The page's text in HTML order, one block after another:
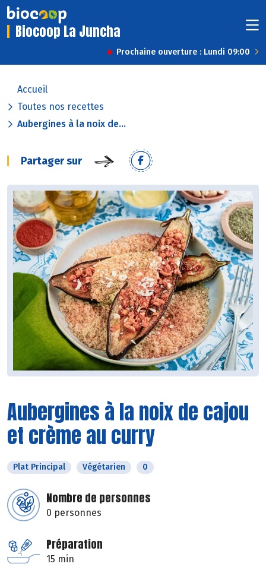
Biocoop La Juncha
Prochaine ouverture : Lundi 09:00
Accueil
Toutes nos recettes
Aubergines à la noix de...
Partager sur
Aubergines à la noix de cajou
et crème au curry
Plat Principal Végétarien 0
Nombre de personnes
0 personnes
Préparation
15 min